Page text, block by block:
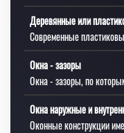
Деревянные или
Современные
Окна - зазоры
Окна - зазоры, по
Окна наружные и
Оконные конструкции